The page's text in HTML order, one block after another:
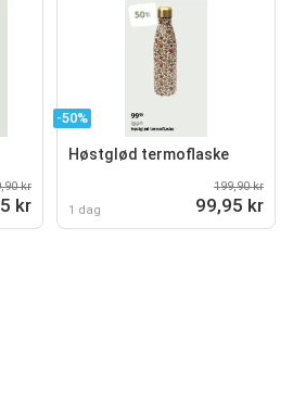
kr
kr
-50%
Høstglød termoflaske
1 dag
199,90 kr
99,95 kr